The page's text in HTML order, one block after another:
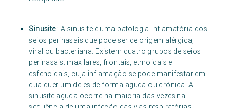
Sinusite: A sinusite é uma patologia inflamatória dos
seios perinasais que pode ser de origem alérgica,
viral ou bacteriana. Existem quatro grupos de seios
perinasais: maxilares, frontais, etmoidais e
esfenoidais, cuja inflamação se pode manifestar em
qualquer um deles de forma aguda ou crónica. A
sinusite aguda ocorre na maioria das vezes na